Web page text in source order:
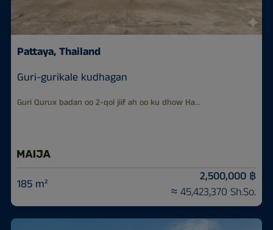
Pattaya, Thailand
Guri-gurikale kudhagan
Guri Qurux badan oo 2-qol jiif ah oo ku dhow Ha...
185 m²
2,500,000 ฿
≈ 45,423,370 Sh.So.